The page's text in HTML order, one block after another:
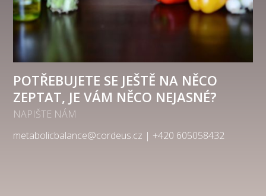
POTŘEBUJETE SE JEŠTĚ NA NĚCO
ZEPTAT, JE VÁM NĚCO NEJASNÉ?
NAPIŠTE NÁM
metabolicbalance@cordeus.cz | +420 605058432